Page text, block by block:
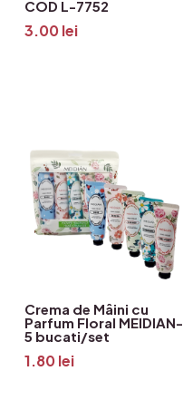
COD L-7752
3.00lei
Crema de Mâini cu
Parfum Floral MEIDIAN-
5 bucati/set
1.80lei